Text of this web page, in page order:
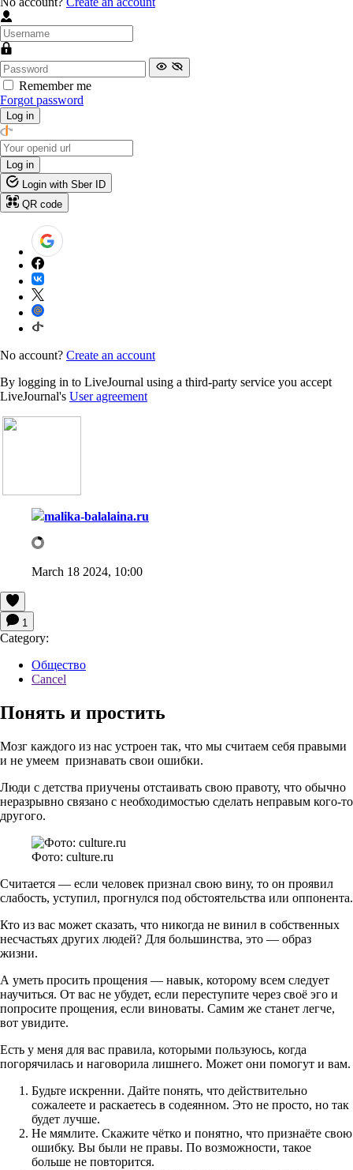
Remember me
Forgot password
Log in
Log in
Login with Sber ID
QR code
No account? Create an account
By logging in to LiveJournal using a third-party service you accept
LiveJournal's User agreement
malika-balalaina.ru
March 18 2024, 10:00
1
Category:
Общество
Cancel
Понять и простить
Мозг каждого из нас устроен так, что мы считаем себя правыми
и не умеем признавать свои ошибки.
Люди с детства приучены отстаивать свою правоту, что обычно
неразрывно связано с необходимостью сделать неправым кого-то
другого.
Фото: culture.ru
Считается — если человек признал свою вину, то он проявил
слабость, уступил, прогнулся под обстоятельства или оппонента.
Кто из вас может сказать, что никогда не винил в собственных
несчастьях других людей? Для большинства, это — образ
жизни.
А уметь просить прощения — навык, которому всем следует
научиться. От вас не убудет, если переступите через своё эго и
попросите прощения, если виноваты. Самим же станет легче,
вот увидите.
Есть у меня для вас правила, которыми пользуюсь, когда
погорячилась и наговорила лишнего. Может они помогут и вам.
Будьте искренни. Дайте понять, что действительно
сожалеете и раскаетесь в содеянном. Это не просто, но так
будет лучше.
Не мямлите. Скажите чётко и понятно, что признаёте свою
ошибку. Вы были не правы. По возможности, такое
больше не повторится.